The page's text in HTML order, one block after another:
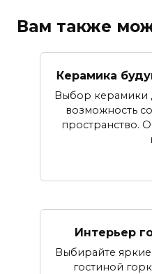
Вам также
Керамика
Выбор керамики
возможность
пространство.
Интерьер
Выбирайте
гостиной